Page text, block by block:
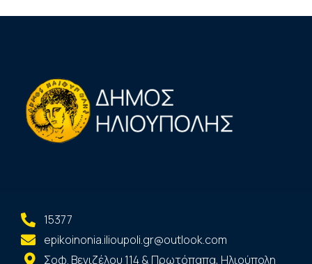
15377
epikoinonia.ilioupoli.gr@outlook.com
Σοφ. Βενιζέλου 114 & Πρωτόπαπα, Ηλιούπολη